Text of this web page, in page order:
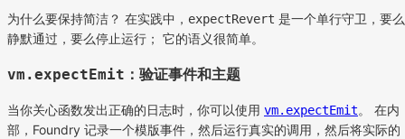
为什么要保持简洁？ 在实践中， expectRevert 是一个单行守卫，要么
静默通过，要么停止运行； 它的语义很简单。
vm.expectEmit ：验证事件和主题
当你关心函数发出正确的日志时，你可以使用 vm.expectEmit。 在内
部，Foundry 记录一个模版事件，然后运行真实的调用，然后将实际的